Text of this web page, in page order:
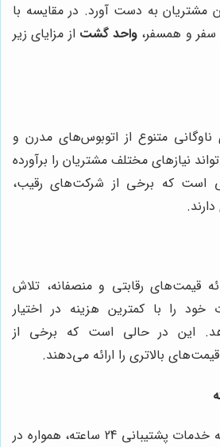
مشتریان به دست آورد. در مقایسه با
و همسفر، واحد گشت از مزایای زیر
ناوگانی متنوع از اتوبوس‌های مدرن و
نیازهای مختلف مشتریان را برآورده
است که برخی از شرکت‌های رقیب،
قیمت‌های رقابتی و منصفانه، تلاش
را با کمترین هزینه در اختیار
این در حالی است که برخی از
بالاتری را ارائه می‌دهند.
با ارائه خدمات پشتیبانی 24 ساعته، همواره در